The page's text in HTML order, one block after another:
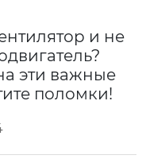
и не
эти важные
поломки!